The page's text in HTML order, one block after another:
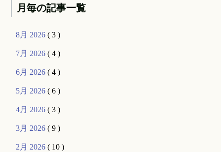
月毎の記事一覧
8月 2026( 3 )
7月 2026( 4 )
6月 2026( 4 )
5月 2026( 6 )
4月 2026( 3 )
3月 2026( 9 )
2月 2026( 10 )